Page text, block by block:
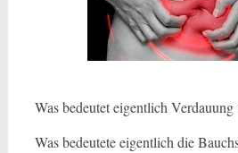
Was bedeutet eigentlich Verdauung
Was bedeutete eigentlich die